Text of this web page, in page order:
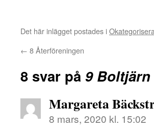
Det här inlägget postades i
← 8 Återföreningen
8 svar på 9 Boltjärn
Margareta
8 mars, 2020 kl. 15:02